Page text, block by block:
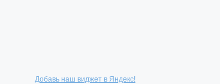
Добавь наш виджет в Яндекс!